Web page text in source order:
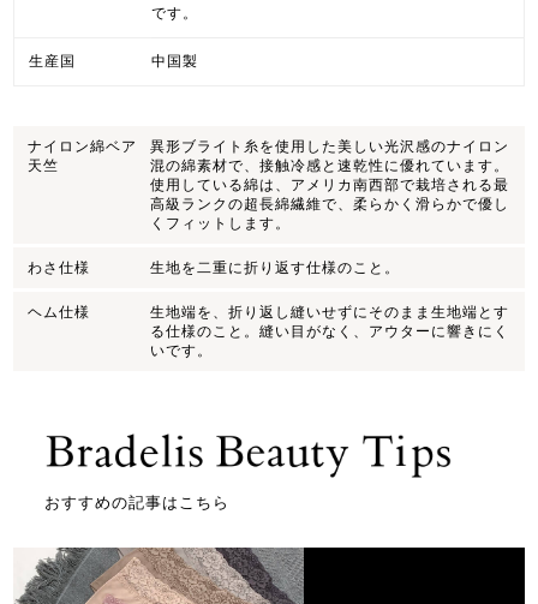
です。
生産国 中国製
ナイロン綿ベア
天竺
異形ブライト糸を使用した美しい光沢感のナイロン
混の綿素材で、接触冷感と速乾性に優れています。
使用している綿は、アメリカ南西部で栽培される最
高級ランクの超長綿繊維で、柔らかく滑らかで優し
くフィットします。
わさ仕様 生地を二重に折り返す仕様のこと。
ヘム仕様
生地端を、折り返し縫いせずにそのまま生地端とす
る仕様のこと。縫い目がなく、アウターに響きにく
いです。
おすすめの記事はこちら